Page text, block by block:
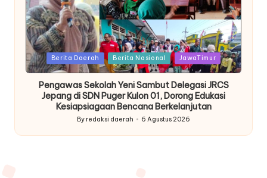
Posted
in
Berita Daerah Berita Nasional JawaTimur
Pengawas Sekolah Yeni Sambut Delegasi JRCS
Jepang di SDN Puger Kulon 01, Dorong Edukasi
Kesiapsiagaan Bencana Berkelanjutan
Posted
by
By redaksi daerah 6 Agustus 2026